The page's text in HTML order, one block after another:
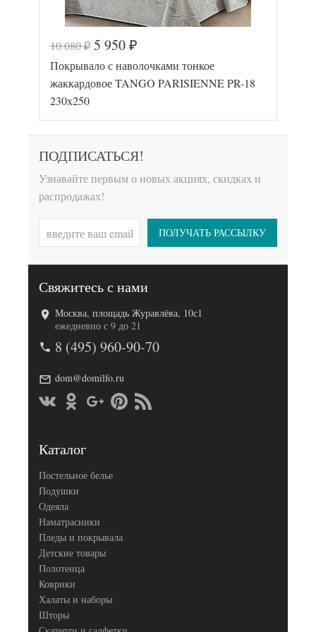
Код товара
550-554
Артикул
TT88836
Ткань
Жаккард
Размер пледа/
покрывала
Размер
наволочек
50х70
(2шт)
Производитель
Tango
(Китай)
Артикул
TT73994
Ткань
Жаккард
Размер пледа/
230х250
Размер
наволочек
Производитель
Tango
(Китай)
10 080₽ 5 950 ₽
Покрывало с наволочками тонкое
жаккардовое TANGO PARISIENNE PR-18
230х250
ПОДПИСАТЬСЯ!
Узнавайте первым о новых акциях, скидках и
распродажах!
ПОЛУЧАТЬ РАССЫЛКУ
Свяжитесь с нами
Москва, площадь Журавлёва, 10с1
ежедневно с 9 до 21
8 (495) 960-90-70
dom@domilfo.ru
Каталог
Постельное белье
Подушки
Одеяла
Наматрасники
Пледы и покрывала
Детские товары
Полотенца
Коврики
Халаты и наборы
Шторы